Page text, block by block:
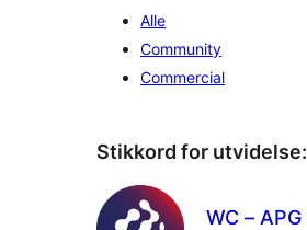
Alle
Community
Commercial
Stikkord for utvidelse:
WC – APG